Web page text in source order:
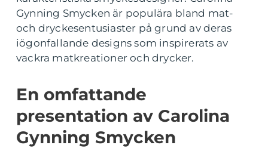
Gynning Smycken är populära bland mat-
och dryckesentusiaster på grund av deras
iögonfallande designs som inspirerats av
vackra matkreationer och drycker.
En omfattande
presentation av Carolina
Gynning Smycken